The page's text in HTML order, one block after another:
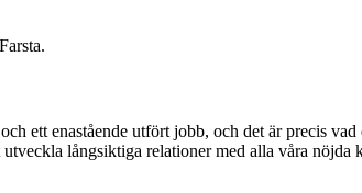
ett enastående utfört jobb, och det är precis
långsiktiga relationer med alla våra nöjda